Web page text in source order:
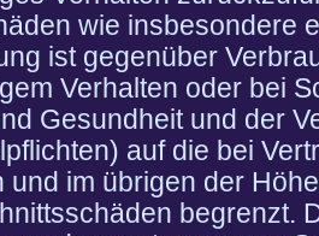
wie insbesondere
ist gegenüber
Verhalten oder bei
Gesundheit und der
auf die bei
und im übrigen der
begrenzt.